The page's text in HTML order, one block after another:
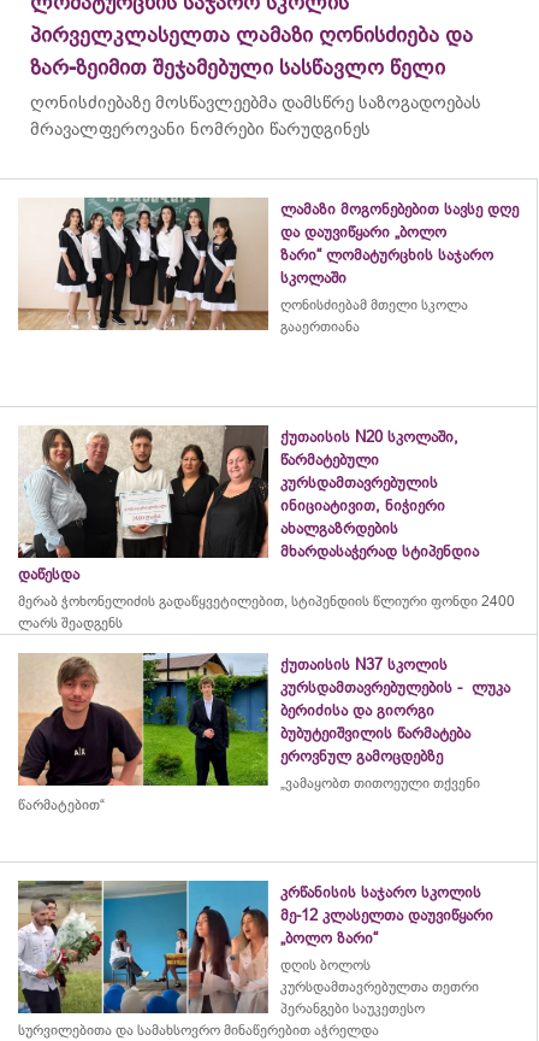
პირველკლასელთა ლამაზი ღონისძიება და
ზარ-ზეიმით შეჯამებული სასწავლო წელი
ღონისძიებაზე მოსწავლეებმა დამსწრე საზოგადოებას
მრავალფეროვანი ნომრები წარუდგინეს
ლამაზი მოგონებებით სავსე დღე
და დაუვიწყარი „ბოლო
ზარი“ ლომატურცხის საჯარო
სკოლაში
ღონისძიებამ მთელი სკოლა
გააერთიანა
ქუთაისის N20 სკოლაში,
წარმატებული
კურსდამთავრებულის
ინიციატივით, ნიჭიერი
ახალგაზრდების
მხარდასაჭერად სტიპენდია
დაწესდა
მერაბ ჭოხონელიძის გადაწყვეტილებით, სტიპენდიის წლიური ფონდი 2400
ლარს შეადგენს
ქუთაისის N37 სკოლის
კურსდამთავრებულების - ლუკა
ბერიძისა და გიორგი
ბუბუტეიშვილის წარმატება
ეროვნულ გამოცდებზე
„ვამაყობთ თითოეული თქვენი
წარმატებით“
კრწანისის საჯარო სკოლის
მე-12 კლასელთა დაუვიწყარი
„ბოლო ზარი“
დღის ბოლოს
კურსდამთავრებულთა თეთრი
პერანგები საუკეთესო
სურვილებითა და სამახსოვრო მინაწერებით აჭრელდა